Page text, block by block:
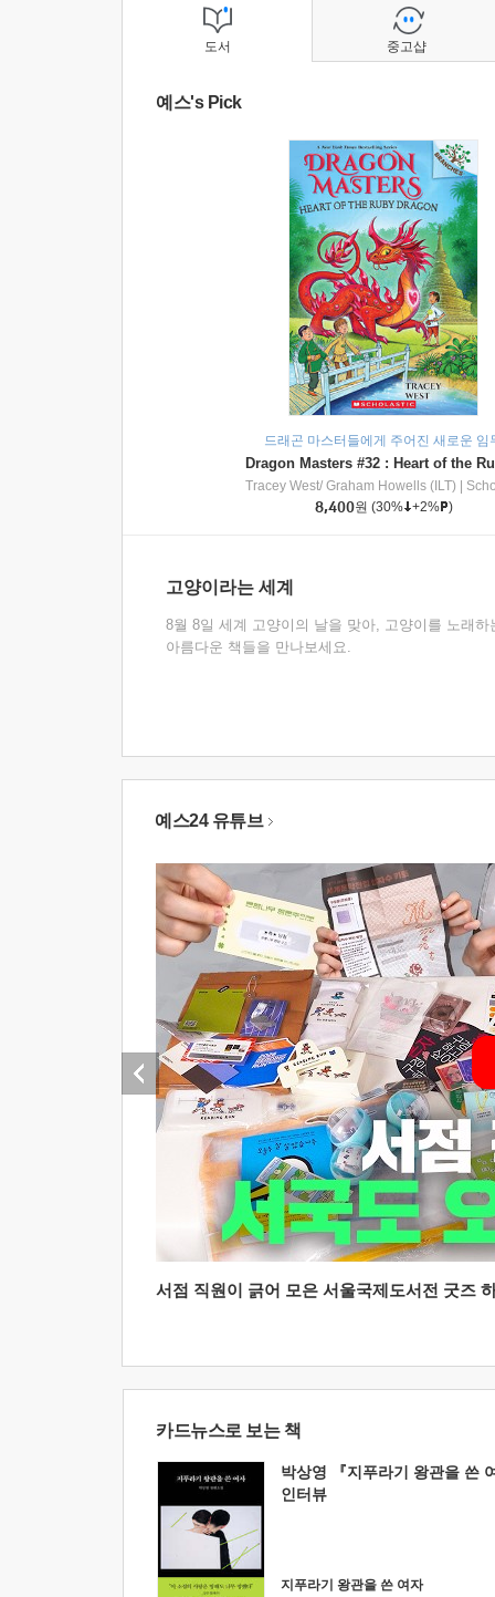
도서
예스's Pick
드래곤 마스터들에게 주어진 새로운 임
Tracey West/ Graham Howells (ILT)
8,400원 (30% +2% )
고양이라는 세계
8월 8일 세계 고양이의 날을 맞아, 고양이를 노래하
아름다운 책들을 만나보세요.
중고샵
예스24 유튜브
서점 직원이 긁어 모은 서울국제도서전 굿즈
카드뉴스로 보는 책
박상영 『지푸라기 왕관을 쓴
인터뷰
지푸라기 왕관을 쓴 여자